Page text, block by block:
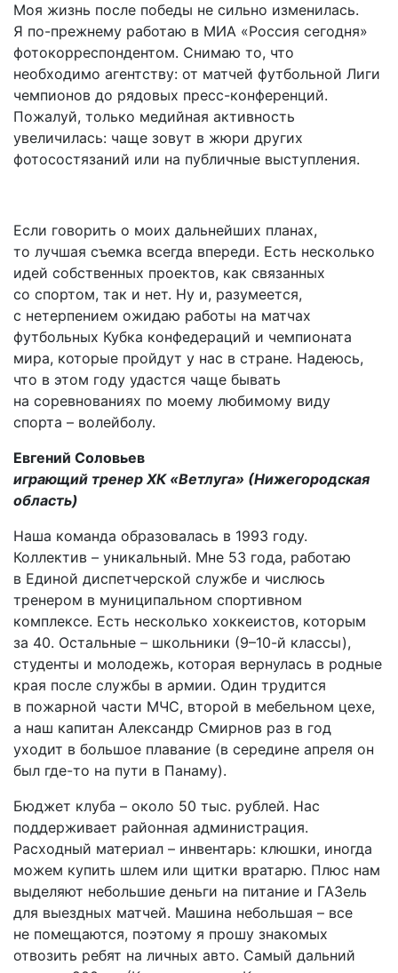
Моя жизнь после победы не сильно изменилась.
Я по-прежнему работаю в МИА «Россия сегодня»
фотокорреспондентом. Снимаю то, что
необходимо агентству: от матчей футбольной Лиги
чемпионов до рядовых пресс-конференций.
Пожалуй, только медийная активность
увеличилась: чаще зовут в жюри других
фотосостязаний или на публичные выступления.
Если говорить о моих дальнейших планах,
то лучшая съемка всегда впереди. Есть несколько
идей собственных проектов, как связанных
со спортом, так и нет. Ну и, разумеется,
с нетерпением ожидаю работы на матчах
футбольных Кубка конфедераций и чемпионата
мира, которые пройдут у нас в стране. Надеюсь,
что в этом году удастся чаще бывать
на соревнованиях по моему любимому виду
спорта – волейболу.
Евгений Соловьев
играющий тренер ХК «Ветлуга» (Нижегородская
область)
Наша команда образовалась в 1993 году.
Коллектив – уникальный. Мне 53 года, работаю
в Единой диспетчерской службе и числюсь
тренером в муниципальном спортивном
комплексе. Есть несколько хоккеистов, которым
за 40. Остальные – школьники (9–10-й классы),
студенты и молодежь, которая вернулась в родные
края после службы в армии. Один трудится
в пожарной части МЧС, второй в мебельном цехе,
а наш капитан Александр Смирнов раз в год
уходит в большое плавание (в середине апреля он
был где-то на пути в Панаму).
Бюджет клуба – около 50 тыс. рублей. Нас
поддерживает районная администрация.
Расходный материал – инвентарь: клюшки, иногда
можем купить шлем или щитки вратарю. Плюс нам
выделяют небольшие деньги на питание и ГАЗель
для выездных матчей. Машина небольшая – все
не помещаются, поэтому я прошу знакомых
отвозить ребят на личных авто. Самый дальний